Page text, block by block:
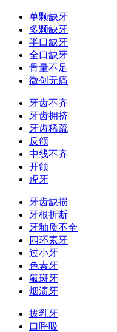
单颗缺牙
多颗缺牙
半口缺牙
全口缺牙
骨量不足
微创无痛
牙齿不齐
牙齿拥挤
牙齿稀疏
反颌
中线不齐
开颌
虎牙
牙齿缺损
牙根折断
牙釉质不全
四环素牙
过小牙
色素牙
氟斑牙
烟渍牙
拔乳牙
口呼吸